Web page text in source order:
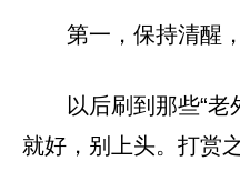
第一，保持清醒
以后刷到那些“老
就好，别上头。打赏